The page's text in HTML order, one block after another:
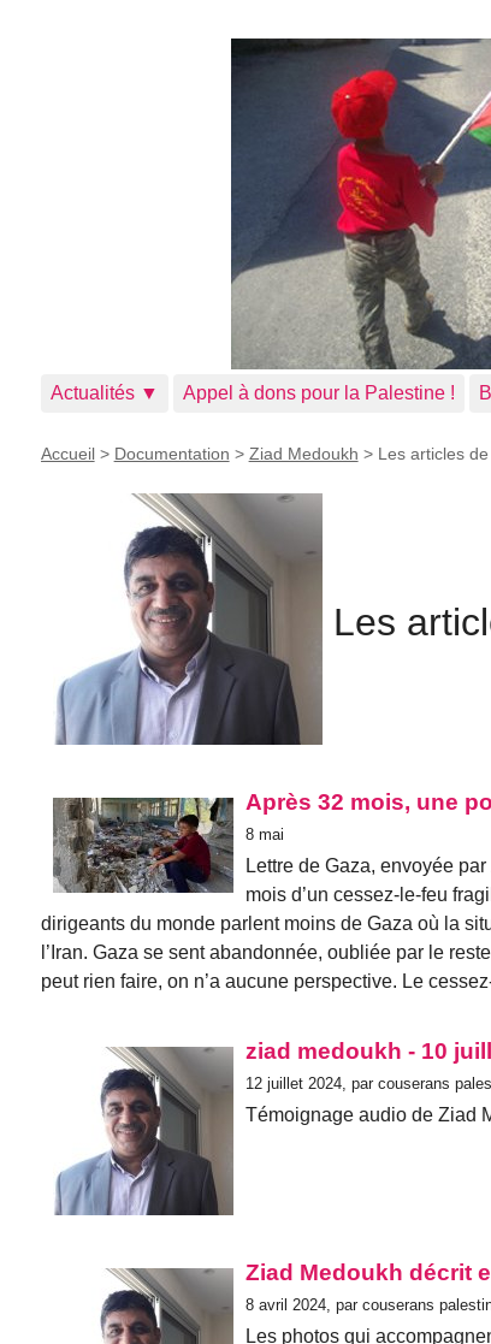
Actualités ▼ Appel à dons pour la Palestine !
Accueil> Documentation > Ziad Medoukh > Les articles
Les
Après 32 mois, une
8 mai
Lettre de Gaza, envoyée
mois d’un cessez-le-feu
dirigeants du monde parlent moins de Gaza où la
l’Iran. Gaza se sent abandonnée, oubliée par le
peut rien faire, on n’a aucune perspective. Le
ziad medoukh - 10
12 juillet 2024, par couserans
Témoignage audio de Ziad
Ziad Medoukh décrit
8 avril 2024, par couserans
Les photos qui